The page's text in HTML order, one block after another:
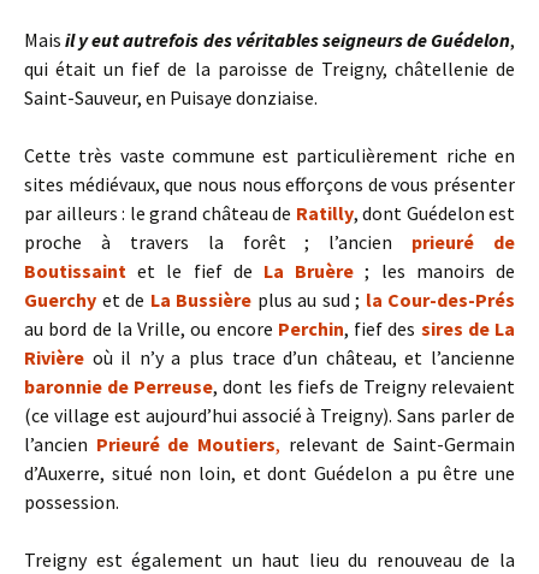
Maisil y eut autrefois des véritables seigneurs de Guédelon,
qui était un fief de la paroisse de Treigny, châtellenie de
Saint-Sauveur, en Puisaye donziaise.
Cette très vaste commune est particulièrement riche en
sites médiévaux, que nous nous efforçons de vous présenter
par ailleurs : le grand château de Ratilly, dont Guédelon est
proche à travers la forêt ; l’ancien prieuré de
Boutissaint et le fief de La Bruère ; les manoirs de
Guerchy et de La Bussière plus au sud ; la Cour-des-Prés
au bord de la Vrille, ou encore Perchin, fief des sires de La
Rivière où il n’y a plus trace d’un château, et l’ancienne
baronnie de Perreuse, dont les fiefs de Treigny relevaient
(ce village est aujourd’hui associé à Treigny). Sans parler de
l’ancien Prieuré de Moutiers, relevant de Saint-Germain
d’Auxerre, situé non loin, et dont Guédelon a pu être une
possession.
Treigny est également un haut lieu du renouveau de la